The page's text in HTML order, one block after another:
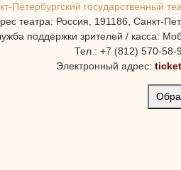
Петербургcкий государственный
театра: Россия, 191186, Санкт-
поддержки зрителей / касса:
Тел.: +7 (812) 570-58-
Электронный адрес: